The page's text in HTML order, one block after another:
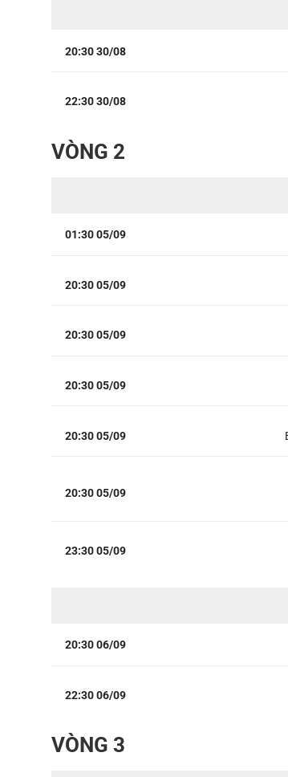
20:30 30/08
22:30 30/08
VÒNG 2
01:30 05/09
20:30 05/09
20:30 05/09
20:30 05/09
20:30 05/09
20:30 05/09
23:30 05/09
20:30 06/09
22:30 06/09
VÒNG 3